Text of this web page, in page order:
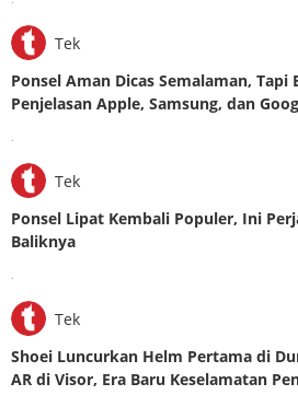
Tek
Ponsel Aman Dicas Semalaman,
Penjelasan Apple, Samsung, dan
.
Tek
Ponsel Lipat Kembali Populer, Ini
Baliknya
.
Tek
Shoei Luncurkan Helm Pertama di
AR di Visor, Era Baru Keselamatan